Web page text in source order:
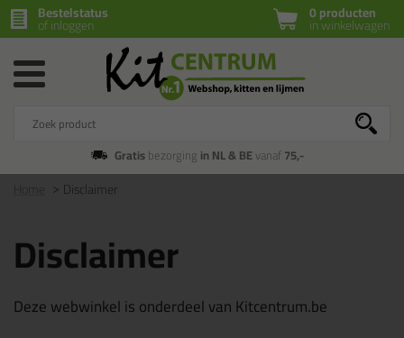
0 producten
in winkelwagen
Bestelstatus
of inloggen
Gratisbezorging in NL & BEvanaf75,-
Disclaimer
Disclaimer
Deze webwinkel is onderdeel van Kitcentrum.be